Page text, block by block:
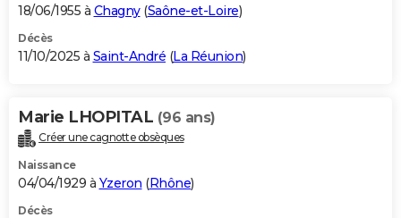
18/06/1955 à Chagny(Saône-et-Loire)
Décès
11/10/2025 à Saint-André (La Réunion)
Marie LHOPITAL (96 ans)
Créer une cagnotte obsèques
Naissance
04/04/1929 à Yzeron (Rhône)
Décès